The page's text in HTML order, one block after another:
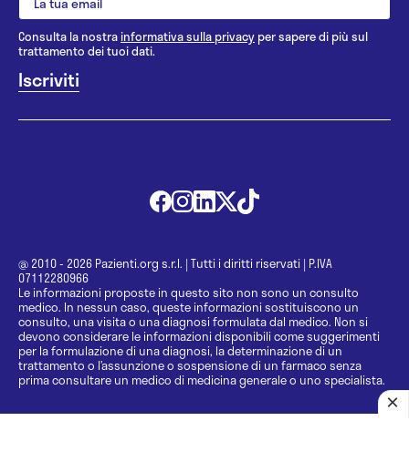
Consulta la nostrainformativa sulla privacy per sapere di più sul
trattamento dei tuoi dati.
@ 2010 - 2026 Pazienti.org s.r.l. | Tutti i diritti riservati | P.IVA
07112280966
Le informazioni proposte in questo sito non sono un consulto
medico. In nessun caso, queste informazioni sostituiscono un
consulto, una visita o una diagnosi formulata dal medico. Non si
devono considerare le informazioni disponibili come suggerimenti
per la formulazione di una diagnosi, la determinazione di un
trattamento o l’assunzione o sospensione di un farmaco senza
prima consultare un medico di medicina generale o uno specialista.